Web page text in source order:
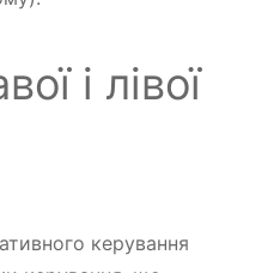
і лівої
керування